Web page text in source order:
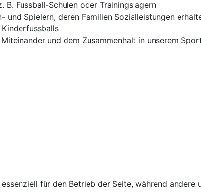
B. Fussball-Schulen oder Trainingslagern
und Spielern, deren Familien Sozialleistungen
und dem Zusammenhalt in unserem
für den Betrieb der Seite, während